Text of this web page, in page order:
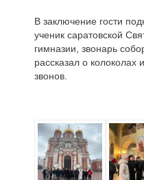
В заключение гости
ученик саратовской
гимназии, звонарь
рассказал о колоколах
звонов.